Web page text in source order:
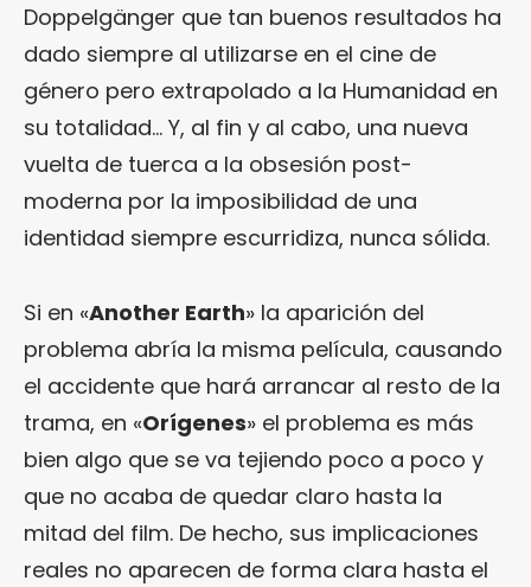
Doppelgänger que tan buenos resultados ha
dado siempre al utilizarse en el cine de
género pero extrapolado a la Humanidad en
su totalidad… Y, al fin y al cabo, una nueva
vuelta de tuerca a la obsesión post-
moderna por la imposibilidad de una
identidad siempre escurridiza, nunca sólida.
Si en «Another Earth» la aparición del
problema abría la misma película, causando
el accidente que hará arrancar al resto de la
trama, en «Orígenes» el problema es más
bien algo que se va tejiendo poco a poco y
que no acaba de quedar claro hasta la
mitad del film. De hecho, sus implicaciones
reales no aparecen de forma clara hasta el